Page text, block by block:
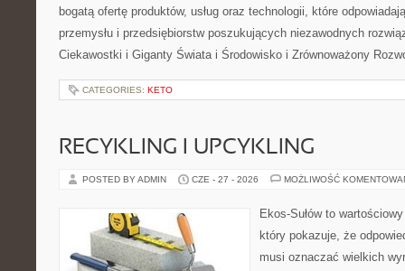
bogatą ofertę produktów, usług oraz technologii, które
przemysłu i przedsiębiorstw poszukujących niezawodnych
Ciekawostki i Giganty Świata i Środowisko i Zrównoważony
CATEGORIES: KETO
RECYKLING I UPCYKLING
POSTED BY ADMIN CZE - 27 - 2026 MOŻLIWOŚĆ
Ekos-Sułów to
który pokazuje, że
musi oznaczać wielkich